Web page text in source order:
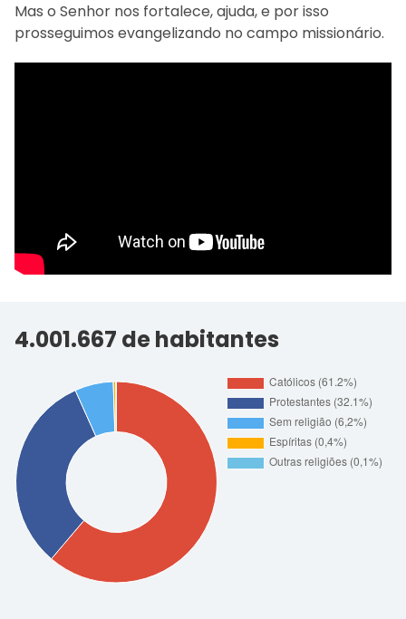
Mas o Senhor nos fortalece, ajuda, e por isso
prosseguimos evangelizando no campo missionário.
4.001.667 de habitantes